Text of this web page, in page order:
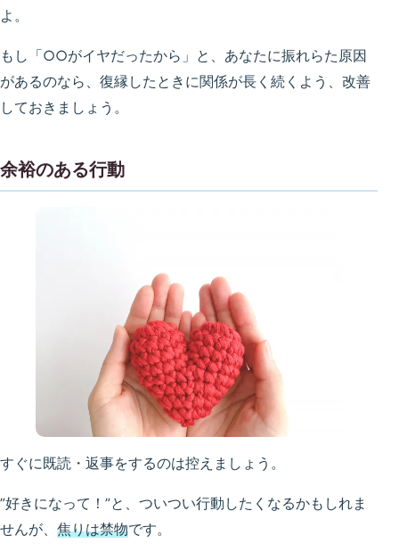
よ。
もし「○○がイヤだったから」と、あなたに振れらた原因
があるのなら、復縁したときに関係が長く続くよう、改善
しておきましょう。
余裕のある行動
すぐに既読・返事をするのは控えましょう。
”好きになって！”と、ついつい行動したくなるかもしれま
せんが、 焦りは禁物です。